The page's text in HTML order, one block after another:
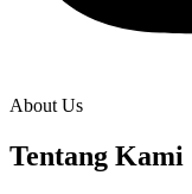
About Us
Tentang Kami